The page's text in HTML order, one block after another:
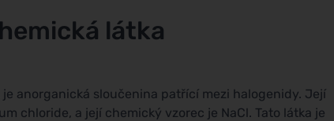
látka
anorganická sloučenina patřící mezi halogenidy. Její
chloride, a její chemický vzorec je NaCl. Tato látka je